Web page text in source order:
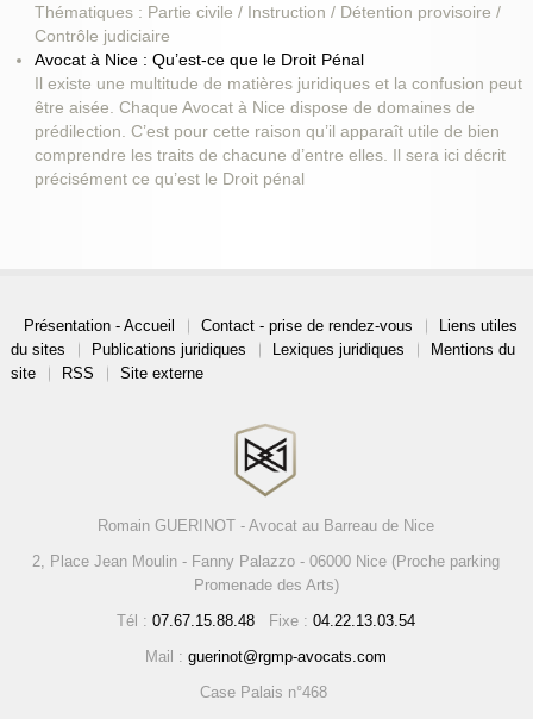
Thématiques : Partie civile / Instruction / Détention provisoire /
Contrôle judiciaire
Avocat à Nice : Qu’est-ce que le Droit Pénal
Il existe une multitude de matières juridiques et la confusion peut
être aisée. Chaque Avocat à Nice dispose de domaines de
prédilection. C’est pour cette raison qu’il apparaît utile de bien
comprendre les traits de chacune d’entre elles. Il sera ici décrit
précisément ce qu’est le Droit pénal
Présentation - Accueil Contact - prise de rendez-vous
Liens utiles
du sites
Publications juridiques Lexiques juridiques
Mentions du
site
RSS Site externe
Romain GUERINOT - Avocat au Barreau de Nice
2, Place Jean Moulin - Fanny Palazzo - 06000 Nice (Proche parking
Promenade des Arts)
Tél :07.67.15.88.48 Fixe :04.22.13.03.54
Mail :guerinot@rgmp-avocats.com
Case Palais n°468